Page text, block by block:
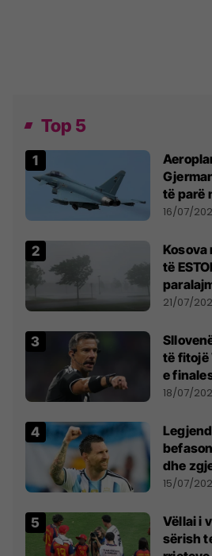
Top 5
të parë
16/07/
Kosova
të
21/07/
të fitojë
e
18/07/
dhe
më të
15/07/
Vëllai i
sërish